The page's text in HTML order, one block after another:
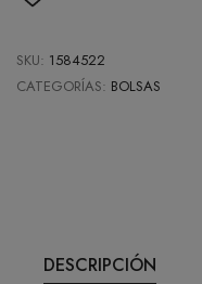
SKU: 1584522
CATEGORÍAS: BOLSAS
DESCRIPCIÓN